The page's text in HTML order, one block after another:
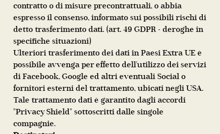
contratto o di misure precontrattuali, o abbia
espresso il consenso, informato sui possibili rischi di
detto trasferimento dati. (art. 49 GDPR - deroghe in
specifiche situazioni)
Ulteriori trasferimento dei dati in Paesi Extra UE è
possibile avvenga per effetto dell'utilizzo dei servizi
di Facebook, Google ed altri eventuali Social o
fornitori esterni del trattamento, ubicati negli USA.
Tale trattamento dati è garantito dagli accordi
"Privacy Shield" sottoscritti dalle singole
compagnie.